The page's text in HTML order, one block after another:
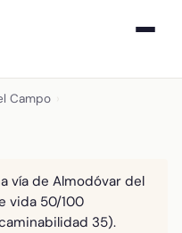
Campo
vía de Almodóvar del
vida 50/100
35).